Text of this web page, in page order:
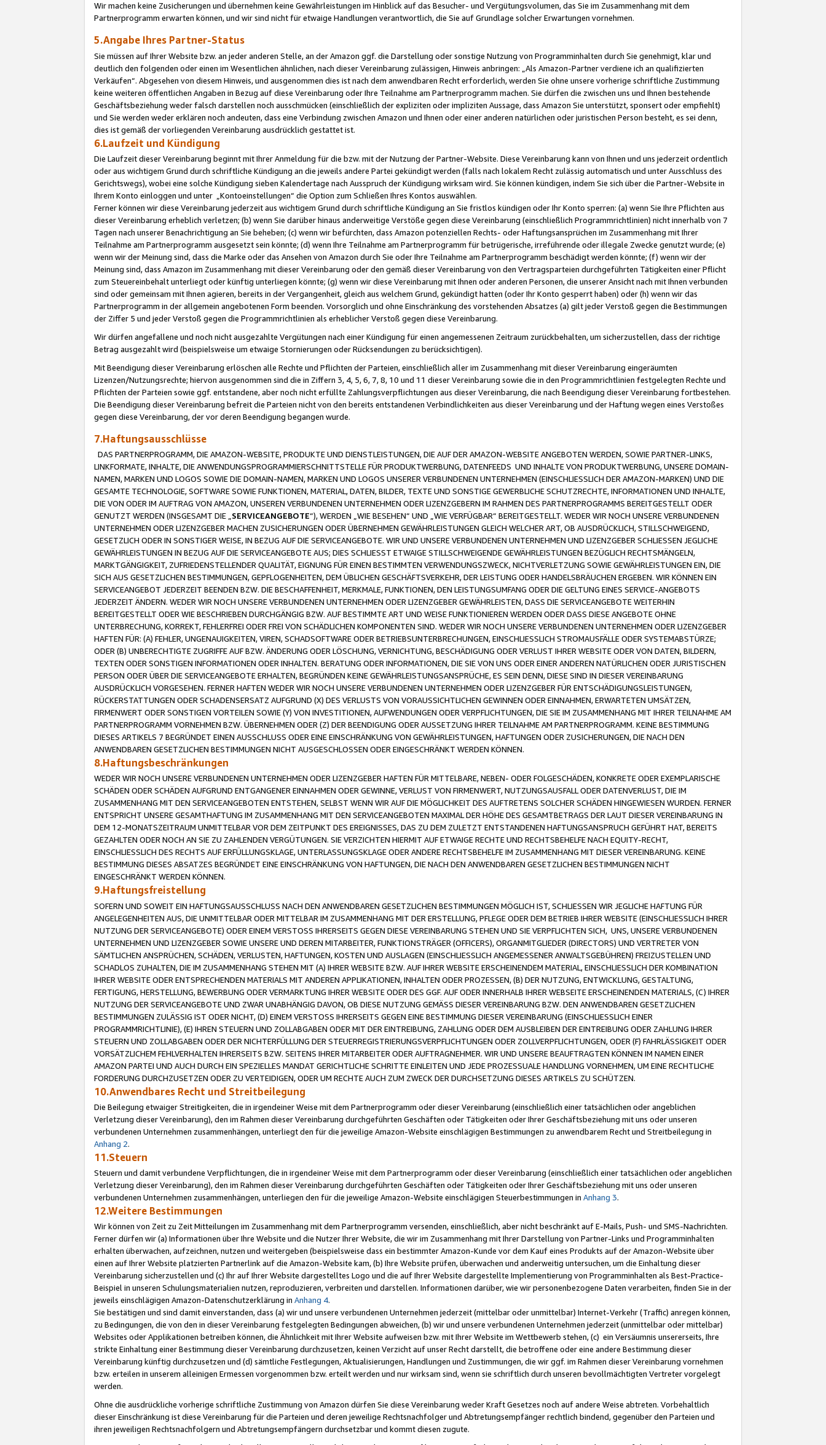
Wir machen keine Zusicherungen und übernehmen keine Gewährleistungen im Hinblick auf das Besucher- und Vergütungsvolumen, das Sie im Zusammenhang mit dem
Partnerprogramm erwarten können, und wir sind nicht für etwaige Handlungen verantwortlich, die Sie auf Grundlage solcher Erwartungen vornehmen.
5.Angabe Ihres Partner-Status
Sie müssen auf Ihrer Website bzw. an jeder anderen Stelle, an der Amazon ggf. die Darstellung oder sonstige Nutzung von Programminhalten durch Sie genehmigt, klar und
deutlich den folgenden oder einen im Wesentlichen ähnlichen, nach dieser Vereinbarung zulässigen, Hinweis anbringen: „Als Amazon-Partner verdiene ich an qualifizierten
Verkäufen“. Abgesehen von diesem Hinweis, und ausgenommen dies ist nach dem anwendbaren Recht erforderlich, werden Sie ohne unsere vorherige schriftliche Zustimmung
keine weiteren öffentlichen Angaben in Bezug auf diese Vereinbarung oder Ihre Teilnahme am Partnerprogramm machen. Sie dürfen die zwischen uns und Ihnen bestehende
Geschäftsbeziehung weder falsch darstellen noch ausschmücken (einschließlich der expliziten oder impliziten Aussage, dass Amazon Sie unterstützt, sponsert oder empfiehlt)
und Sie werden weder erklären noch andeuten, dass eine Verbindung zwischen Amazon und Ihnen oder einer anderen natürlichen oder juristischen Person besteht, es sei denn,
dies ist gemäß der vorliegenden Vereinbarung ausdrücklich gestattet ist.
6.Laufzeit und Kündigung
Die Laufzeit dieser Vereinbarung beginnt mit Ihrer Anmeldung für die bzw. mit der Nutzung der Partner-Website. Diese Vereinbarung kann von Ihnen und uns jederzeit ordentlich
oder aus wichtigem Grund durch schriftliche Kündigung an die jeweils andere Partei gekündigt werden (falls nach lokalem Recht zulässig automatisch und unter Ausschluss des
Gerichtswegs), wobei eine solche Kündigung sieben Kalendertage nach Ausspruch der Kündigung wirksam wird. Sie können kündigen, indem Sie sich über die Partner-Website in
Ihrem Konto einloggen und unter „Kontoeinstellungen“ die Option zum Schließen Ihres Kontos auswählen.
Ferner können wir diese Vereinbarung jederzeit aus wichtigem Grund durch schriftliche Kündigung an Sie fristlos kündigen oder Ihr Konto sperren: (a) wenn Sie Ihre Pflichten aus
dieser Vereinbarung erheblich verletzen; (b) wenn Sie darüber hinaus anderweitige Verstöße gegen diese Vereinbarung (einschließlich Programmrichtlinien) nicht innerhalb von 7
Tagen nach unserer Benachrichtigung an Sie beheben; (c) wenn wir befürchten, dass Amazon potenziellen Rechts- oder Haftungsansprüchen im Zusammenhang mit Ihrer
Teilnahme am Partnerprogramm ausgesetzt sein könnte; (d) wenn Ihre Teilnahme am Partnerprogramm für betrügerische, irreführende oder illegale Zwecke genutzt wurde; (e)
wenn wir der Meinung sind, dass die Marke oder das Ansehen von Amazon durch Sie oder Ihre Teilnahme am Partnerprogramm beschädigt werden könnte; (f) wenn wir der
Meinung sind, dass Amazon im Zusammenhang mit dieser Vereinbarung oder den gemäß dieser Vereinbarung von den Vertragsparteien durchgeführten Tätigkeiten einer Pflicht
zum Steuereinbehalt unterliegt oder künftig unterliegen könnte; (g) wenn wir diese Vereinbarung mit Ihnen oder anderen Personen, die unserer Ansicht nach mit Ihnen verbunden
sind oder gemeinsam mit Ihnen agieren, bereits in der Vergangenheit, gleich aus welchem Grund, gekündigt hatten (oder Ihr Konto gesperrt haben) oder (h) wenn wir das
Partnerprogramm in der allgemein angebotenen Form beenden. Vorsorglich und ohne Einschränkung des vorstehenden Absatzes (a) gilt jeder Verstoß gegen die Bestimmungen
der Ziffer 5 und jeder Verstoß gegen die Programmrichtlinien als erheblicher Verstoß gegen diese Vereinbarung.
Wir dürfen angefallene und noch nicht ausgezahlte Vergütungen nach einer Kündigung für einen angemessenen Zeitraum zurückbehalten, um sicherzustellen, dass der richtige
Betrag ausgezahlt wird (beispielsweise um etwaige Stornierungen oder Rücksendungen zu berücksichtigen).
Mit Beendigung dieser Vereinbarung erlöschen alle Rechte und Pflichten der Parteien, einschließlich aller im Zusammenhang mit dieser Vereinbarung eingeräumten
Lizenzen/Nutzungsrechte; hiervon ausgenommen sind die in Ziffern 3, 4, 5, 6, 7, 8, 10 und 11 dieser Vereinbarung sowie die in den Programmrichtlinien festgelegten Rechte und
Pflichten der Parteien sowie ggf. entstandene, aber noch nicht erfüllte Zahlungsverpflichtungen aus dieser Vereinbarung, die nach Beendigung dieser Vereinbarung fortbestehen.
Die Beendigung dieser Vereinbarung befreit die Parteien nicht von den bereits entstandenen Verbindlichkeiten aus dieser Vereinbarung und der Haftung wegen eines Verstoßes
gegen diese Vereinbarung, der vor deren Beendigung begangen wurde.
7.Haftungsausschlüsse
DAS PARTNERPROGRAMM, DIE AMAZON-WEBSITE, PRODUKTE UND DIENSTLEISTUNGEN, DIE AUF DER AMAZON-WEBSITE ANGEBOTEN WERDEN, SOWIE PARTNER-LINKS,
LINKFORMATE, INHALTE, DIE ANWENDUNGSPROGRAMMIERSCHNITTSTELLE FÜR PRODUKTWERBUNG, DATENFEEDS UND INHALTE VON PRODUKTWERBUNG, UNSERE DOMAIN-
NAMEN, MARKEN UND LOGOS SOWIE DIE DOMAIN-NAMEN, MARKEN UND LOGOS UNSERER VERBUNDENEN UNTERNEHMEN (EINSCHLIESSLICH DER AMAZON-MARKEN) UND DIE
GESAMTE TECHNOLOGIE, SOFTWARE SOWIE FUNKTIONEN, MATERIAL, DATEN, BILDER, TEXTE UND SONSTIGE GEWERBLICHE SCHUTZRECHTE, INFORMATIONEN UND INHALTE,
DIE VON ODER IM AUFTRAG VON AMAZON, UNSEREN VERBUNDENEN UNTERNEHMEN ODER LIZENZGEBERN IM RAHMEN DES PARTNERPROGRAMMS BEREITGESTELLT ODER
GENUTZT WERDEN (INSGESAMT DIE „ SERVICEANGEBOTE“), WERDEN „WIE BESEHEN“ UND „WIE VERFÜGBAR“ BEREITGESTELLT. WEDER WIR NOCH UNSERE VERBUNDENEN
UNTERNEHMEN ODER LIZENZGEBER MACHEN ZUSICHERUNGEN ODER ÜBERNEHMEN GEWÄHRLEISTUNGEN GLEICH WELCHER ART, OB AUSDRÜCKLICH, STILLSCHWEIGEND,
GESETZLICH ODER IN SONSTIGER WEISE, IN BEZUG AUF DIE SERVICEANGEBOTE. WIR UND UNSERE VERBUNDENEN UNTERNEHMEN UND LIZENZGEBER SCHLIESSEN JEGLICHE
GEWÄHRLEISTUNGEN IN BEZUG AUF DIE SERVICEANGEBOTE AUS; DIES SCHLIESST ETWAIGE STILLSCHWEIGENDE GEWÄHRLEISTUNGEN BEZÜGLICH RECHTSMÄNGELN,
MARKTGÄNGIGKEIT, ZUFRIEDENSTELLENDER QUALITÄT, EIGNUNG FÜR EINEN BESTIMMTEN VERWENDUNGSZWECK, NICHTVERLETZUNG SOWIE GEWÄHRLEISTUNGEN EIN, DIE
SICH AUS GESETZLICHEN BESTIMMUNGEN, GEPFLOGENHEITEN, DEM ÜBLICHEN GESCHÄFTSVERKEHR, DER LEISTUNG ODER HANDELSBRÄUCHEN ERGEBEN. WIR KÖNNEN EIN
SERVICEANGEBOT JEDERZEIT BEENDEN BZW. DIE BESCHAFFENHEIT, MERKMALE, FUNKTIONEN, DEN LEISTUNGSUMFANG ODER DIE GELTUNG EINES SERVICE-ANGEBOTS
JEDERZEIT ÄNDERN. WEDER WIR NOCH UNSERE VERBUNDENEN UNTERNEHMEN ODER LIZENZGEBER GEWÄHRLEISTEN, DASS DIE SERVICEANGEBOTE WEITERHIN
BEREITGESTELLT ODER WIE BESCHRIEBEN DURCHGÄNGIG BZW. AUF BESTIMMTE ART UND WEISE FUNKTIONIEREN WERDEN ODER DASS DIESE ANGEBOTE OHNE
UNTERBRECHUNG, KORREKT, FEHLERFREI ODER FREI VON SCHÄDLICHEN KOMPONENTEN SIND. WEDER WIR NOCH UNSERE VERBUNDENEN UNTERNEHMEN ODER LIZENZGEBER
HAFTEN FÜR: (A) FEHLER, UNGENAUIGKEITEN, VIREN, SCHADSOFTWARE ODER BETRIEBSUNTERBRECHUNGEN, EINSCHLIESSLICH STROMAUSFÄLLE ODER SYSTEMABSTÜRZE;
ODER (B) UNBERECHTIGTE ZUGRIFFE AUF BZW. ÄNDERUNG ODER LÖSCHUNG, VERNICHTUNG, BESCHÄDIGUNG ODER VERLUST IHRER WEBSITE ODER VON DATEN, BILDERN,
TEXTEN ODER SONSTIGEN INFORMATIONEN ODER INHALTEN. BERATUNG ODER INFORMATIONEN, DIE SIE VON UNS ODER EINER ANDEREN NATÜRLICHEN ODER JURISTISCHEN
PERSON ODER ÜBER DIE SERVICEANGEBOTE ERHALTEN, BEGRÜNDEN KEINE GEWÄHRLEISTUNGSANSPRÜCHE, ES SEIN DENN, DIESE SIND IN DIESER VEREINBARUNG
AUSDRÜCKLICH VORGESEHEN. FERNER HAFTEN WEDER WIR NOCH UNSERE VERBUNDENEN UNTERNEHMEN ODER LIZENZGEBER FÜR ENTSCHÄDIGUNGSLEISTUNGEN,
RÜCKERSTATTUNGEN ODER SCHADENSERSATZ AUFGRUND (X) DES VERLUSTS VON VORAUSSICHTLICHEN GEWINNEN ODER EINNAHMEN, ERWARTETEN UMSÄTZEN,
FIRMENWERT ODER SONSTIGEN VORTEILEN SOWIE (Y) VON INVESTITIONEN, AUFWENDUNGEN ODER VERPFLICHTUNGEN, DIE SIE IM ZUSAMMENHANG MIT IHRER TEILNAHME AM
PARTNERPROGRAMM VORNEHMEN BZW. ÜBERNEHMEN ODER (Z) DER BEENDIGUNG ODER AUSSETZUNG IHRER TEILNAHME AM PARTNERPROGRAMM. KEINE BESTIMMUNG
DIESES ARTIKELS 7 BEGRÜNDET EINEN AUSSCHLUSS ODER EINE EINSCHRÄNKUNG VON GEWÄHRLEISTUNGEN, HAFTUNGEN ODER ZUSICHERUNGEN, DIE NACH DEN
ANWENDBAREN GESETZLICHEN BESTIMMUNGEN NICHT AUSGESCHLOSSEN ODER EINGESCHRÄNKT WERDEN KÖNNEN.
8.Haftungsbeschränkungen
WEDER WIR NOCH UNSERE VERBUNDENEN UNTERNEHMEN ODER LIZENZGEBER HAFTEN FÜR MITTELBARE, NEBEN- ODER FOLGESCHÄDEN, KONKRETE ODER EXEMPLARISCHE
SCHÄDEN ODER SCHÄDEN AUFGRUND ENTGANGENER EINNAHMEN ODER GEWINNE, VERLUST VON FIRMENWERT, NUTZUNGSAUSFALL ODER DATENVERLUST, DIE IM
ZUSAMMENHANG MIT DEN SERVICEANGEBOTEN ENTSTEHEN, SELBST WENN WIR AUF DIE MÖGLICHKEIT DES AUFTRETENS SOLCHER SCHÄDEN HINGEWIESEN WURDEN. FERNER
ENTSPRICHT UNSERE GESAMTHAFTUNG IM ZUSAMMENHANG MIT DEN SERVICEANGEBOTEN MAXIMAL DER HÖHE DES GESAMTBETRAGS DER LAUT DIESER VEREINBARUNG IN
DEM 12-MONATSZEITRAUM UNMITTELBAR VOR DEM ZEITPUNKT DES EREIGNISSES, DAS ZU DEM ZULETZT ENTSTANDENEN HAFTUNGSANSPRUCH GEFÜHRT HAT, BEREITS
GEZAHLTEN ODER NOCH AN SIE ZU ZAHLENDEN VERGÜTUNGEN. SIE VERZICHTEN HIERMIT AUF ETWAIGE RECHTE UND RECHTSBEHELFE NACH EQUITY-RECHT,
EINSCHLIESSLICH DES RECHTS AUF ERFÜLLUNGSKLAGE, UNTERLASSUNGSKLAGE ODER ANDERE RECHTSBEHELFE IM ZUSAMMENHANG MIT DIESER VEREINBARUNG. KEINE
BESTIMMUNG DIESES ABSATZES BEGRÜNDET EINE EINSCHRÄNKUNG VON HAFTUNGEN, DIE NACH DEN ANWENDBAREN GESETZLICHEN BESTIMMUNGEN NICHT
EINGESCHRÄNKT WERDEN KÖNNEN.
9.Haftungsfreistellung
SOFERN UND SOWEIT EIN HAFTUNGSAUSSCHLUSS NACH DEN ANWENDBAREN GESETZLICHEN BESTIMMUNGEN MÖGLICH IST, SCHLIESSEN WIR JEGLICHE HAFTUNG FÜR
ANGELEGENHEITEN AUS, DIE UNMITTELBAR ODER MITTELBAR IM ZUSAMMENHANG MIT DER ERSTELLUNG, PFLEGE ODER DEM BETRIEB IHRER WEBSITE (EINSCHLIESSLICH IHRER
NUTZUNG DER SERVICEANGEBOTE) ODER EINEM VERSTOSS IHRERSEITS GEGEN DIESE VEREINBARUNG STEHEN UND SIE VERPFLICHTEN SICH, UNS, UNSERE VERBUNDENEN
UNTERNEHMEN UND LIZENZGEBER SOWIE UNSERE UND DEREN MITARBEITER, FUNKTIONSTRÄGER (OFFICERS), ORGANMITGLIEDER (DIRECTORS) UND VERTRETER VON
SÄMTLICHEN ANSPRÜCHEN, SCHÄDEN, VERLUSTEN, HAFTUNGEN, KOSTEN UND AUSLAGEN (EINSCHLIESSLICH ANGEMESSENER ANWALTSGEBÜHREN) FREIZUSTELLEN UND
SCHADLOS ZUHALTEN, DIE IM ZUSAMMENHANG STEHEN MIT (A) IHRER WEBSITE BZW. AUF IHRER WEBSITE ERSCHEINENDEM MATERIAL, EINSCHLIESSLICH DER KOMBINATION
IHRER WEBSITE ODER ENTSPRECHENDEN MATERIALS MIT ANDEREN APPLIKATIONEN, INHALTEN ODER PROZESSEN, (B) DER NUTZUNG, ENTWICKLUNG, GESTALTUNG,
FERTIGUNG, HERSTELLUNG, BEWERBUNG ODER VERMARKTUNG IHRER WEBSITE ODER DES GGF. AUF ODER INNERHALB IHRER WEBSEITE ERSCHEINENDEN MATERIALS, (C) IHRER
NUTZUNG DER SERVICEANGEBOTE UND ZWAR UNABHÄNGIG DAVON, OB DIESE NUTZUNG GEMÄSS DIESER VEREINBARUNG BZW. DEN ANWENDBAREN GESETZLICHEN
BESTIMMUNGEN ZULÄSSIG IST ODER NICHT, (D) EINEM VERSTOSS IHRERSEITS GEGEN EINE BESTIMMUNG DIESER VEREINBARUNG (EINSCHLIESSLICH EINER
PROGRAMMRICHTLINIE), (E) IHREN STEUERN UND ZOLLABGABEN ODER MIT DER EINTREIBUNG, ZAHLUNG ODER DEM AUSBLEIBEN DER EINTREIBUNG ODER ZAHLUNG IHRER
STEUERN UND ZOLLABGABEN ODER DER NICHTERFÜLLUNG DER STEUERREGISTRIERUNGSVERPFLICHTUNGEN ODER ZOLLVERPFLICHTUNGEN, ODER (F) FAHRLÄSSIGKEIT ODER
VORSÄTZLICHEM FEHLVERHALTEN IHRERSEITS BZW. SEITENS IHRER MITARBEITER ODER AUFTRAGNEHMER. WIR UND UNSERE BEAUFTRAGTEN KÖNNEN IM NAMEN EINER
AMAZON PARTEI UND AUCH DURCH EIN SPEZIELLES MANDAT GERICHTLICHE SCHRITTE EINLEITEN UND JEDE PROZESSUALE HANDLUNG VORNEHMEN, UM EINE RECHTLICHE
FORDERUNG DURCHZUSETZEN ODER ZU VERTEIDIGEN, ODER UM RECHTE AUCH ZUM ZWECK DER DURCHSETZUNG DIESES ARTIKELS ZU SCHÜTZEN.
10.Anwendbares Recht und Streitbeilegung
Die Beilegung etwaiger Streitigkeiten, die in irgendeiner Weise mit dem Partnerprogramm oder dieser Vereinbarung (einschließlich einer tatsächlichen oder angeblichen
Verletzung dieser Vereinbarung), den im Rahmen dieser Vereinbarung durchgeführten Geschäften oder Tätigkeiten oder Ihrer Geschäftsbeziehung mit uns oder unseren
verbundenen Unternehmen zusammenhängen, unterliegt den für die jeweilige Amazon-Website einschlägigen Bestimmungen zu anwendbarem Recht und Streitbeilegung in
Anhang 2.
11.Steuern
Steuern und damit verbundene Verpflichtungen, die in irgendeiner Weise mit dem Partnerprogramm oder dieser Vereinbarung (einschließlich einer tatsächlichen oder angeblichen
Verletzung dieser Vereinbarung), den im Rahmen dieser Vereinbarung durchgeführten Geschäften oder Tätigkeiten oder Ihrer Geschäftsbeziehung mit uns oder unseren
verbundenen Unternehmen zusammenhängen, unterliegen den für die jeweilige Amazon-Website einschlägigen Steuerbestimmungen in Anhang 3.
12.Weitere Bestimmungen
Wir können von Zeit zu Zeit Mitteilungen im Zusammenhang mit dem Partnerprogramm versenden, einschließlich, aber nicht beschränkt auf E-Mails, Push- und SMS-Nachrichten.
Ferner dürfen wir (a) Informationen über Ihre Website und die Nutzer Ihrer Website, die wir im Zusammenhang mit Ihrer Darstellung von Partner-Links und Programminhalten
erhalten überwachen, aufzeichnen, nutzen und weitergeben (beispielsweise dass ein bestimmter Amazon-Kunde vor dem Kauf eines Produkts auf der Amazon-Website über
einen auf Ihrer Website platzierten Partnerlink auf die Amazon-Website kam, (b) Ihre Website prüfen, überwachen und anderweitig untersuchen, um die Einhaltung dieser
Vereinbarung sicherzustellen und (c) Ihr auf Ihrer Website dargestelltes Logo und die auf Ihrer Website dargestellte Implementierung von Programminhalten als Best-Practice-
Beispiel in unseren Schulungsmaterialien nutzen, reproduzieren, verbreiten und darstellen. Informationen darüber, wie wir personenbezogene Daten verarbeiten, finden Sie in der
jeweils einschlägigen Amazon-Datenschutzerklärung in Anhang 4.
Sie bestätigen und sind damit einverstanden, dass (a) wir und unsere verbundenen Unternehmen jederzeit (mittelbar oder unmittelbar) Internet-Verkehr (Traffic) anregen können,
zu Bedingungen, die von den in dieser Vereinbarung festgelegten Bedingungen abweichen, (b) wir und unsere verbundenen Unternehmen jederzeit (unmittelbar oder mittelbar)
Websites oder Applikationen betreiben können, die Ähnlichkeit mit Ihrer Website aufweisen bzw. mit Ihrer Website im Wettbewerb stehen, (c) ein Versäumnis unsererseits, Ihre
strikte Einhaltung einer Bestimmung dieser Vereinbarung durchzusetzen, keinen Verzicht auf unser Recht darstellt, die betroffene oder eine andere Bestimmung dieser
Vereinbarung künftig durchzusetzen und (d) sämtliche Festlegungen, Aktualisierungen, Handlungen und Zustimmungen, die wir ggf. im Rahmen dieser Vereinbarung vornehmen
bzw. erteilen in unserem alleinigen Ermessen vorgenommen bzw. erteilt werden und nur wirksam sind, wenn sie schriftlich durch unseren bevollmächtigten Vertreter vorgelegt
werden.
Ohne die ausdrückliche vorherige schriftliche Zustimmung von Amazon dürfen Sie diese Vereinbarung weder Kraft Gesetzes noch auf andere Weise abtreten. Vorbehaltlich
dieser Einschränkung ist diese Vereinbarung für die Parteien und deren jeweilige Rechtsnachfolger und Abtretungsempfänger rechtlich bindend, gegenüber den Parteien und
ihren jeweiligen Rechtsnachfolgern und Abtretungsempfängern durchsetzbar und kommt diesen zugute.